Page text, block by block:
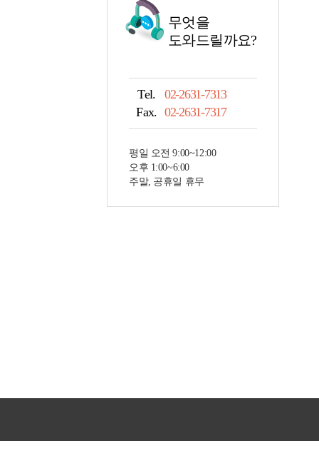
무엇을
도와드릴까요?
Tel.
02-2631-7313
Fax. 02-2631-7317
평일 오전 9:00~12:00
오후 1:00~6:00
주말, 공휴일 휴무